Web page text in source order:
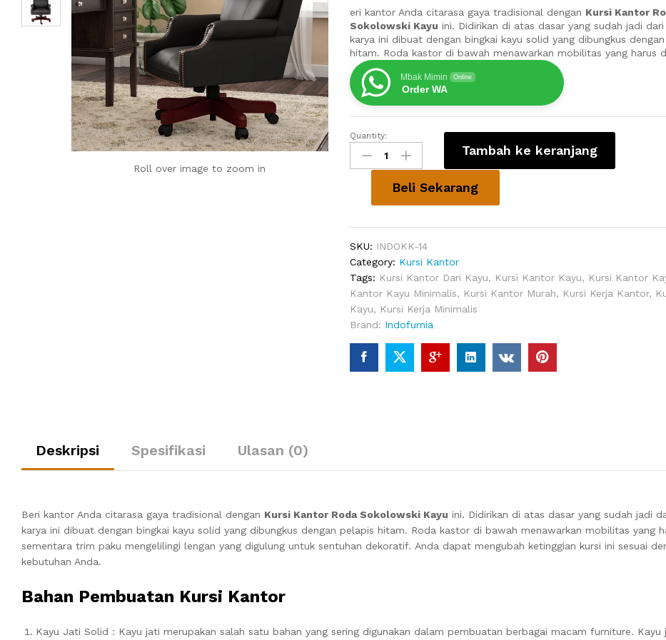
Roll over image to zoom in
eri kantor Anda citarasa gaya tradisional dengan Kursi Kantor
Sokolowski Kayu ini. Didirikan di atas dasar yang sudah jadi
karya ini dibuat dengan bingkai kayu solid yang dibungkus
hitam. Roda kastor di bawah menawarkan mobilitas yang harus
Mbak Mimin Online
Order WA
Kursi
Kantor
Roda
Sokolowski
Quantity:
Tambah ke keranjang
Beli Sekarang
SKU: INDOKK-14
Category: Kursi Kantor
Tags: Kursi Kantor Dari Kayu, Kursi Kantor Kayu, Kursi Kantor
Kantor Kayu Minimalis, Kursi Kantor Murah, Kursi Kerja Kantor,
Kayu, Kursi Kerja Minimalis
Brand: Indofurnia
Deskripsi Spesifikasi Ulasan (0)
Beri kantor Anda citarasa gaya tradisional dengan Kursi Kantor Roda Sokolowski Kayu ini. Didirikan di atas dasar yang sudah jadi
karya ini dibuat dengan bingkai kayu solid yang dibungkus dengan pelapis hitam. Roda kastor di bawah menawarkan mobilitas yang
sementara trim paku mengelilingi lengan yang digulung untuk sentuhan dekoratif. Anda dapat mengubah ketinggian kursi ini sesuai
kebutuhan Anda.
Bahan Pembuatan Kursi Kantor
Kayu Jati Solid : Kayu jati merupakan salah satu bahan yang sering digunakan dalam pembuatan berbagai macam furniture. Kayu